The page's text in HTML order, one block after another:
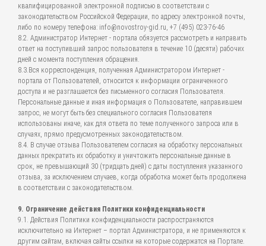
квалифицированной электронной подписью в соответствии с
законодательством Российской Федерации, по адресу электронной почты,
либо по номеру телефона: info@novostroy-gid.ru, +7 (495) 023-76-46
8.2. Администратор Интернет - портала обязуется рассмотреть и направить
ответ на поступивший запрос пользователя в течение 10 (десяти) рабочих
дней с момента поступления обращения.
8.3.Вся корреспонденция, полученная Администратором Интернет -
портала от Пользователей, относится к информации ограниченного
доступа и не разглашается без письменного согласия Пользователя.
Персональные данные и иная информация о Пользователе, направившем
запрос, не могут быть без специального согласия Пользователя
использованы иначе, как для ответа по теме полученного запроса или в
случаях, прямо предусмотренных законодательством.
8.4. В случае отзыва Пользователем согласия на обработку персональных
данных прекратить их обработку и уничтожить персональные данные в
срок, не превышающий 30 (тридцать дней) с даты поступления указанного
отзыва, за исключением случаев, когда обработка может быть продолжена
в соответствии с законодательством.
9. Ограничение действия Политики конфиденциальности
9.1. Действия Политики конфиденциальности распространяются
исключительно на Интернет – портал Администратора, и не применяются к
другим сайтам, включая сайты ссылки на которые содержатся на Портале.